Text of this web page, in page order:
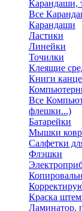
Карандаши,
Все
Карандаши
Ластики
Линейки
Точилки
Клеящие
Книги
Все
флешки...)
Батарейки
Мышки
Салфетки
Флэшки
Краска
Ламинатор,